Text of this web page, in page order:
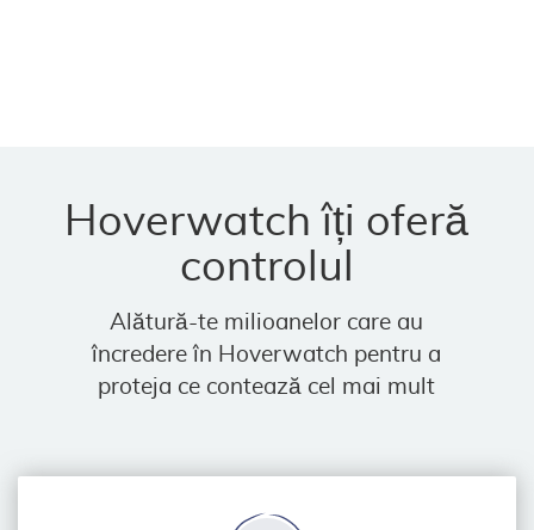
Hoverwatch îți oferă
controlul
Alătură-te milioanelor care au
încredere în Hoverwatch pentru a
proteja ce contează cel mai mult